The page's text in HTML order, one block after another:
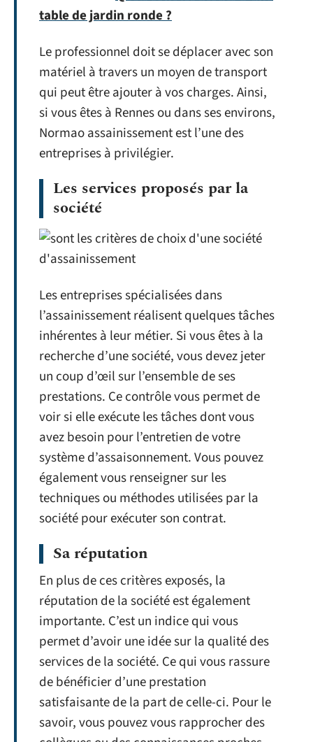
table de jardin ronde ?
Le professionnel doit se déplacer avec son
matériel à travers un moyen de transport
qui peut être ajouter à vos charges. Ainsi,
si vous êtes à Rennes ou dans ses environs,
Normao assainissement est l’une des
entreprises à privilégier.
Les services proposés par la
société
Les entreprises spécialisées dans
l’assainissement réalisent quelques tâches
inhérentes à leur métier. Si vous êtes à la
recherche d’une société, vous devez jeter
un coup d’œil sur l’ensemble de ses
prestations. Ce contrôle vous permet de
voir si elle exécute les tâches dont vous
avez besoin pour l’entretien de votre
système d’assaisonnement. Vous pouvez
également vous renseigner sur les
techniques ou méthodes utilisées par la
société pour exécuter son contrat.
Sa réputation
En plus de ces critères exposés, la
réputation de la société est également
importante. C’est un indice qui vous
permet d’avoir une idée sur la qualité des
services de la société. Ce qui vous rassure
de bénéficier d’une prestation
satisfaisante de la part de celle-ci. Pour le
savoir, vous pouvez vous rapprocher des